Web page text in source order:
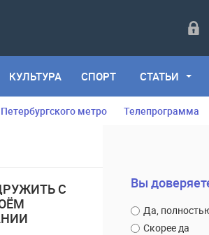
КУЛЬТУРА СПОРТ СТАТЬИ
метро Телепрограмма
С
Вы
Да,
Скорее да